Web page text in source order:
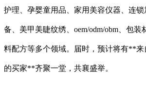
护理、孕婴童用品、家用美容仪器、连
备、美甲美睫纹绣、oem/odm/obm、包
料配方等多个领域。届时，预计将有**来
的买家**齐聚一堂，共襄盛举。